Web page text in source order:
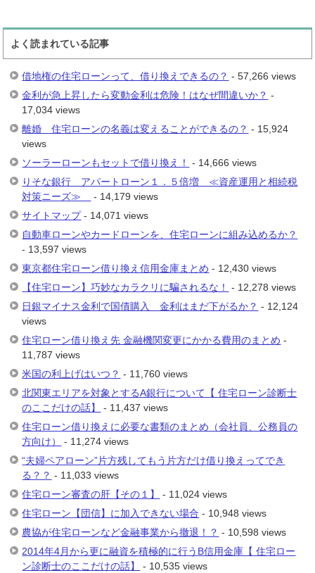
よく読まれている記事
借地権の住宅ローンって、借り換えできるの？ - 57,266 views
金利が急上昇したら変動金利は危険！はなぜ間違いか？ -
17,034 views
離婚 住宅ローンの名義は変えることができるの？ - 15,924
views
ソーラーローンもセットで借り換え！
- 14,666 views
りそな銀行 アパートローン１．５倍増 ≪資産運用と相続税
対策ニーズ≫
- 14,179 views
サイトマップ- 14,071 views
自動車ローンやカードローンを、住宅ローンに組み込めるか？
- 13,597 views
東京都住宅ローン借り換え信用金庫まとめ - 12,430 views
【住宅ローン】巧妙なカラクリに騙されるな！
- 12,278 views
日銀マイナス金利で国債購入 金利はまだ下がるか？ - 12,124
views
住宅ローン借り換え先 金融機関変更にかかる費用のまとめ -
11,787 views
米国の利上げはいつ？ - 11,760 views
北関東エリアを対象とするA銀行について【 住宅ローン診断士
のここだけの話】
- 11,437 views
住宅ローン借り換えに必要な書類のまとめ（会社員、公務員の
方向け）
- 11,274 views
“夫婦ペアローン”片方残してもう片方だけ借り換えってでき
る？？ - 11,033 views
住宅ローン審査の肝【その１】
- 11,024 views
住宅ローン【団信】に加入できない場合 - 10,948 views
農協が住宅ローンなど金融事業から撤退！？ - 10,598 views
2014年4月から更に融資を積極的に行うB信用金庫【 住宅ロー
ン診断士のここだけの話】
- 10,535 views